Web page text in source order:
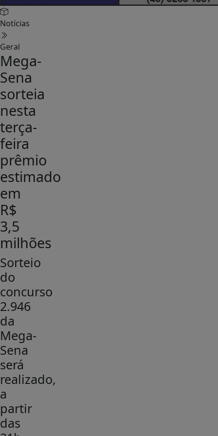
Notícias
Geral
Mega-
Sena
sorteia
nesta
terça-
feira
prêmio
estimado
em
R$
3,5
milhões
Sorteio
do
concurso
2.946
da
Mega-
Sena
será
realizado,
a
partir
das